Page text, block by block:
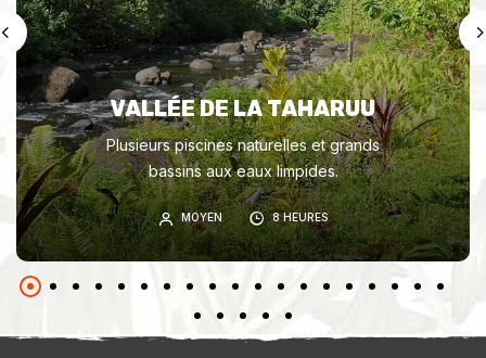
VALLÉE DE LA TAHARUU
Plusieurs piscines naturelles et grands
bassins aux eaux limpides.
MOYEN 8 HEURES